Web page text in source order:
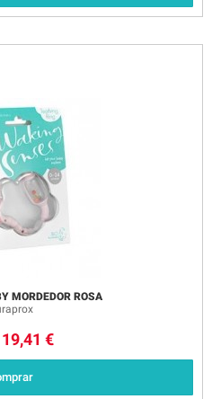
MORDEDOR ROSA
19,41 €